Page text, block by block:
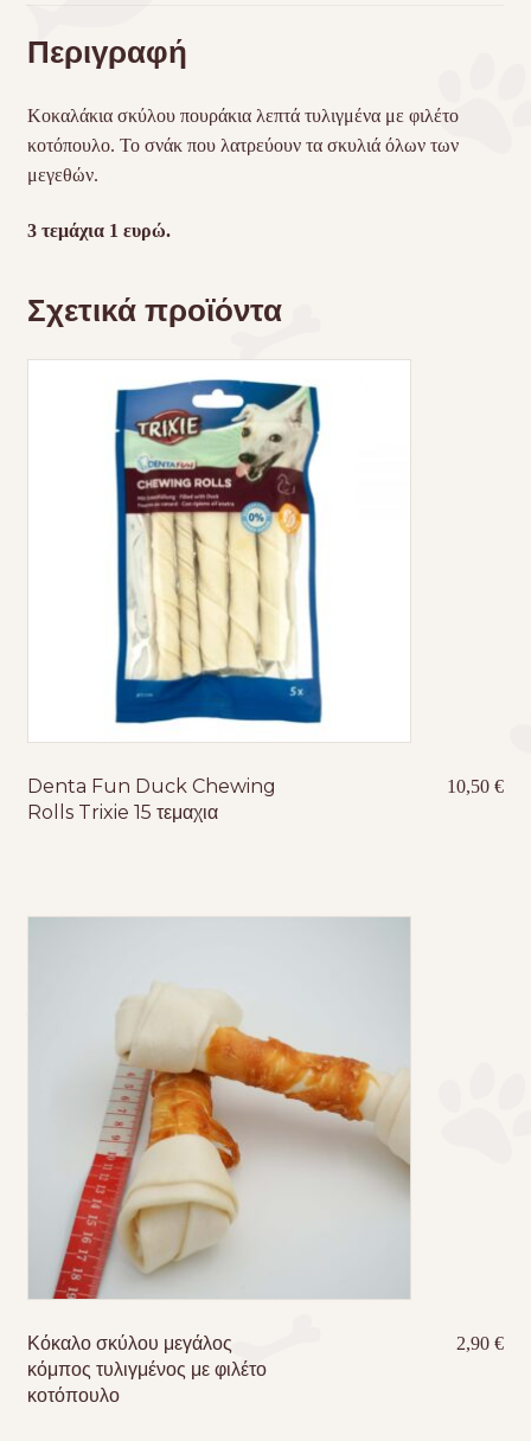
Περιγραφή
Κοκαλάκια σκύλου πουράκια λεπτά τυλιγμένα με φιλέτο
κοτόπουλο. Το σνάκ που λατρεύουν τα σκυλιά όλων των
μεγεθών.
3 τεμάχια 1 ευρώ.
Σχετικά προϊόντα
Denta Fun Duck Chewing
Rolls Trixie 15 τεμαχια
10,50€
Κόκαλο σκύλου μεγάλος
κόμπος τυλιγμένος με φιλέτο
κοτόπουλο
2,90€